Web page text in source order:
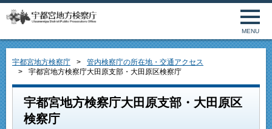
MENU
宇都宮地方検察庁
管内検察庁の所在地・交通アクセス
宇都宮地方検察庁大田原支部・大田原区検察庁
宇都宮地方検察庁大田原支部・大田原区
検察庁